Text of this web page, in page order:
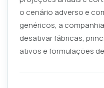
o cenário adverso e
genéricos, a
desativar fábricas,
ativos e formulações